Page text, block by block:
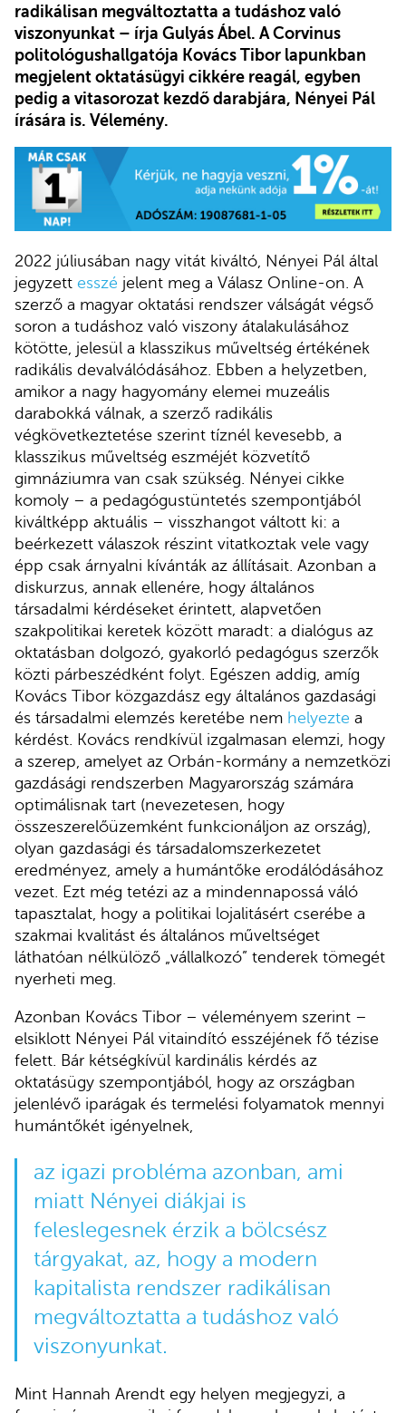
radikálisan megváltoztatta a tudáshoz való
viszonyunkat – írja Gulyás Ábel. A Corvinus
politológushallgatója Kovács Tibor lapunkban
megjelent oktatásügyi cikkére reagál, egyben
pedig a vitasorozat kezdő darabjára, Nényei Pál
írására is. Vélemény.
2022 júliusában nagy vitát kiváltó, Nényei Pál által
jegyzett esszé jelent meg a Válasz Online-on. A
szerző a magyar oktatási rendszer válságát végső
soron a tudáshoz való viszony átalakulásához
kötötte, jelesül a klasszikus műveltség értékének
radikális devalválódásához. Ebben a helyzetben,
amikor a nagy hagyomány elemei muzeális
darabokká válnak, a szerző radikális
végkövetkeztetése szerint tíznél kevesebb, a
klasszikus műveltség eszméjét közvetítő
gimnáziumra van csak szükség. Nényei cikke
komoly – a pedagógustüntetés szempontjából
kiváltképp aktuális – visszhangot váltott ki: a
beérkezett válaszok részint vitatkoztak vele vagy
épp csak árnyalni kívánták az állításait. Azonban a
diskurzus, annak ellenére, hogy általános
társadalmi kérdéseket érintett, alapvetően
szakpolitikai keretek között maradt: a dialógus az
oktatásban dolgozó, gyakorló pedagógus szerzők
közti párbeszédként folyt. Egészen addig, amíg
Kovács Tibor közgazdász egy általános gazdasági
és társadalmi elemzés keretébe nem helyezte a
kérdést. Kovács rendkívül izgalmasan elemzi, hogy
a szerep, amelyet az Orbán-kormány a nemzetközi
gazdásági rendszerben Magyarország számára
optimálisnak tart (nevezetesen, hogy
összeszerelőüzemként funkcionáljon az ország),
olyan gazdasági és társadalomszerkezetet
eredményez, amely a humántőke erodálódásához
vezet. Ezt még tetézi az a mindennapossá váló
tapasztalat, hogy a politikai lojalitásért cserébe a
szakmai kvalitást és általános műveltséget
láthatóan nélkülöző „vállalkozó” tenderek tömegét
nyerheti meg.
Azonban Kovács Tibor – véleményem szerint –
elsiklott Nényei Pál vitaindító esszéjének fő tézise
felett. Bár kétségkívül kardinális kérdés az
oktatásügy szempontjából, hogy az országban
jelenlévő iparágak és termelési folyamatok mennyi
humántőkét igényelnek,
az igazi probléma azonban, ami
miatt Nényei diákjai is
feleslegesnek érzik a bölcsész
tárgyakat, az, hogy a modern
kapitalista rendszer radikálisan
megváltoztatta a tudáshoz való
viszonyunkat.
Mint Hannah Arendt egy helyen megjegyzi, a